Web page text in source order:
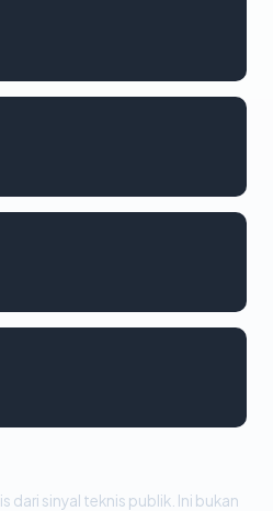
dari sinyal teknis publik. Ini bukan